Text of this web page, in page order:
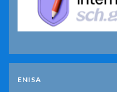
ENISA